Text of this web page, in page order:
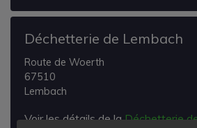
Déchetterie de Lembach
Route de Woerth
67510
Lembach
Voir les détails de laDéchetterie